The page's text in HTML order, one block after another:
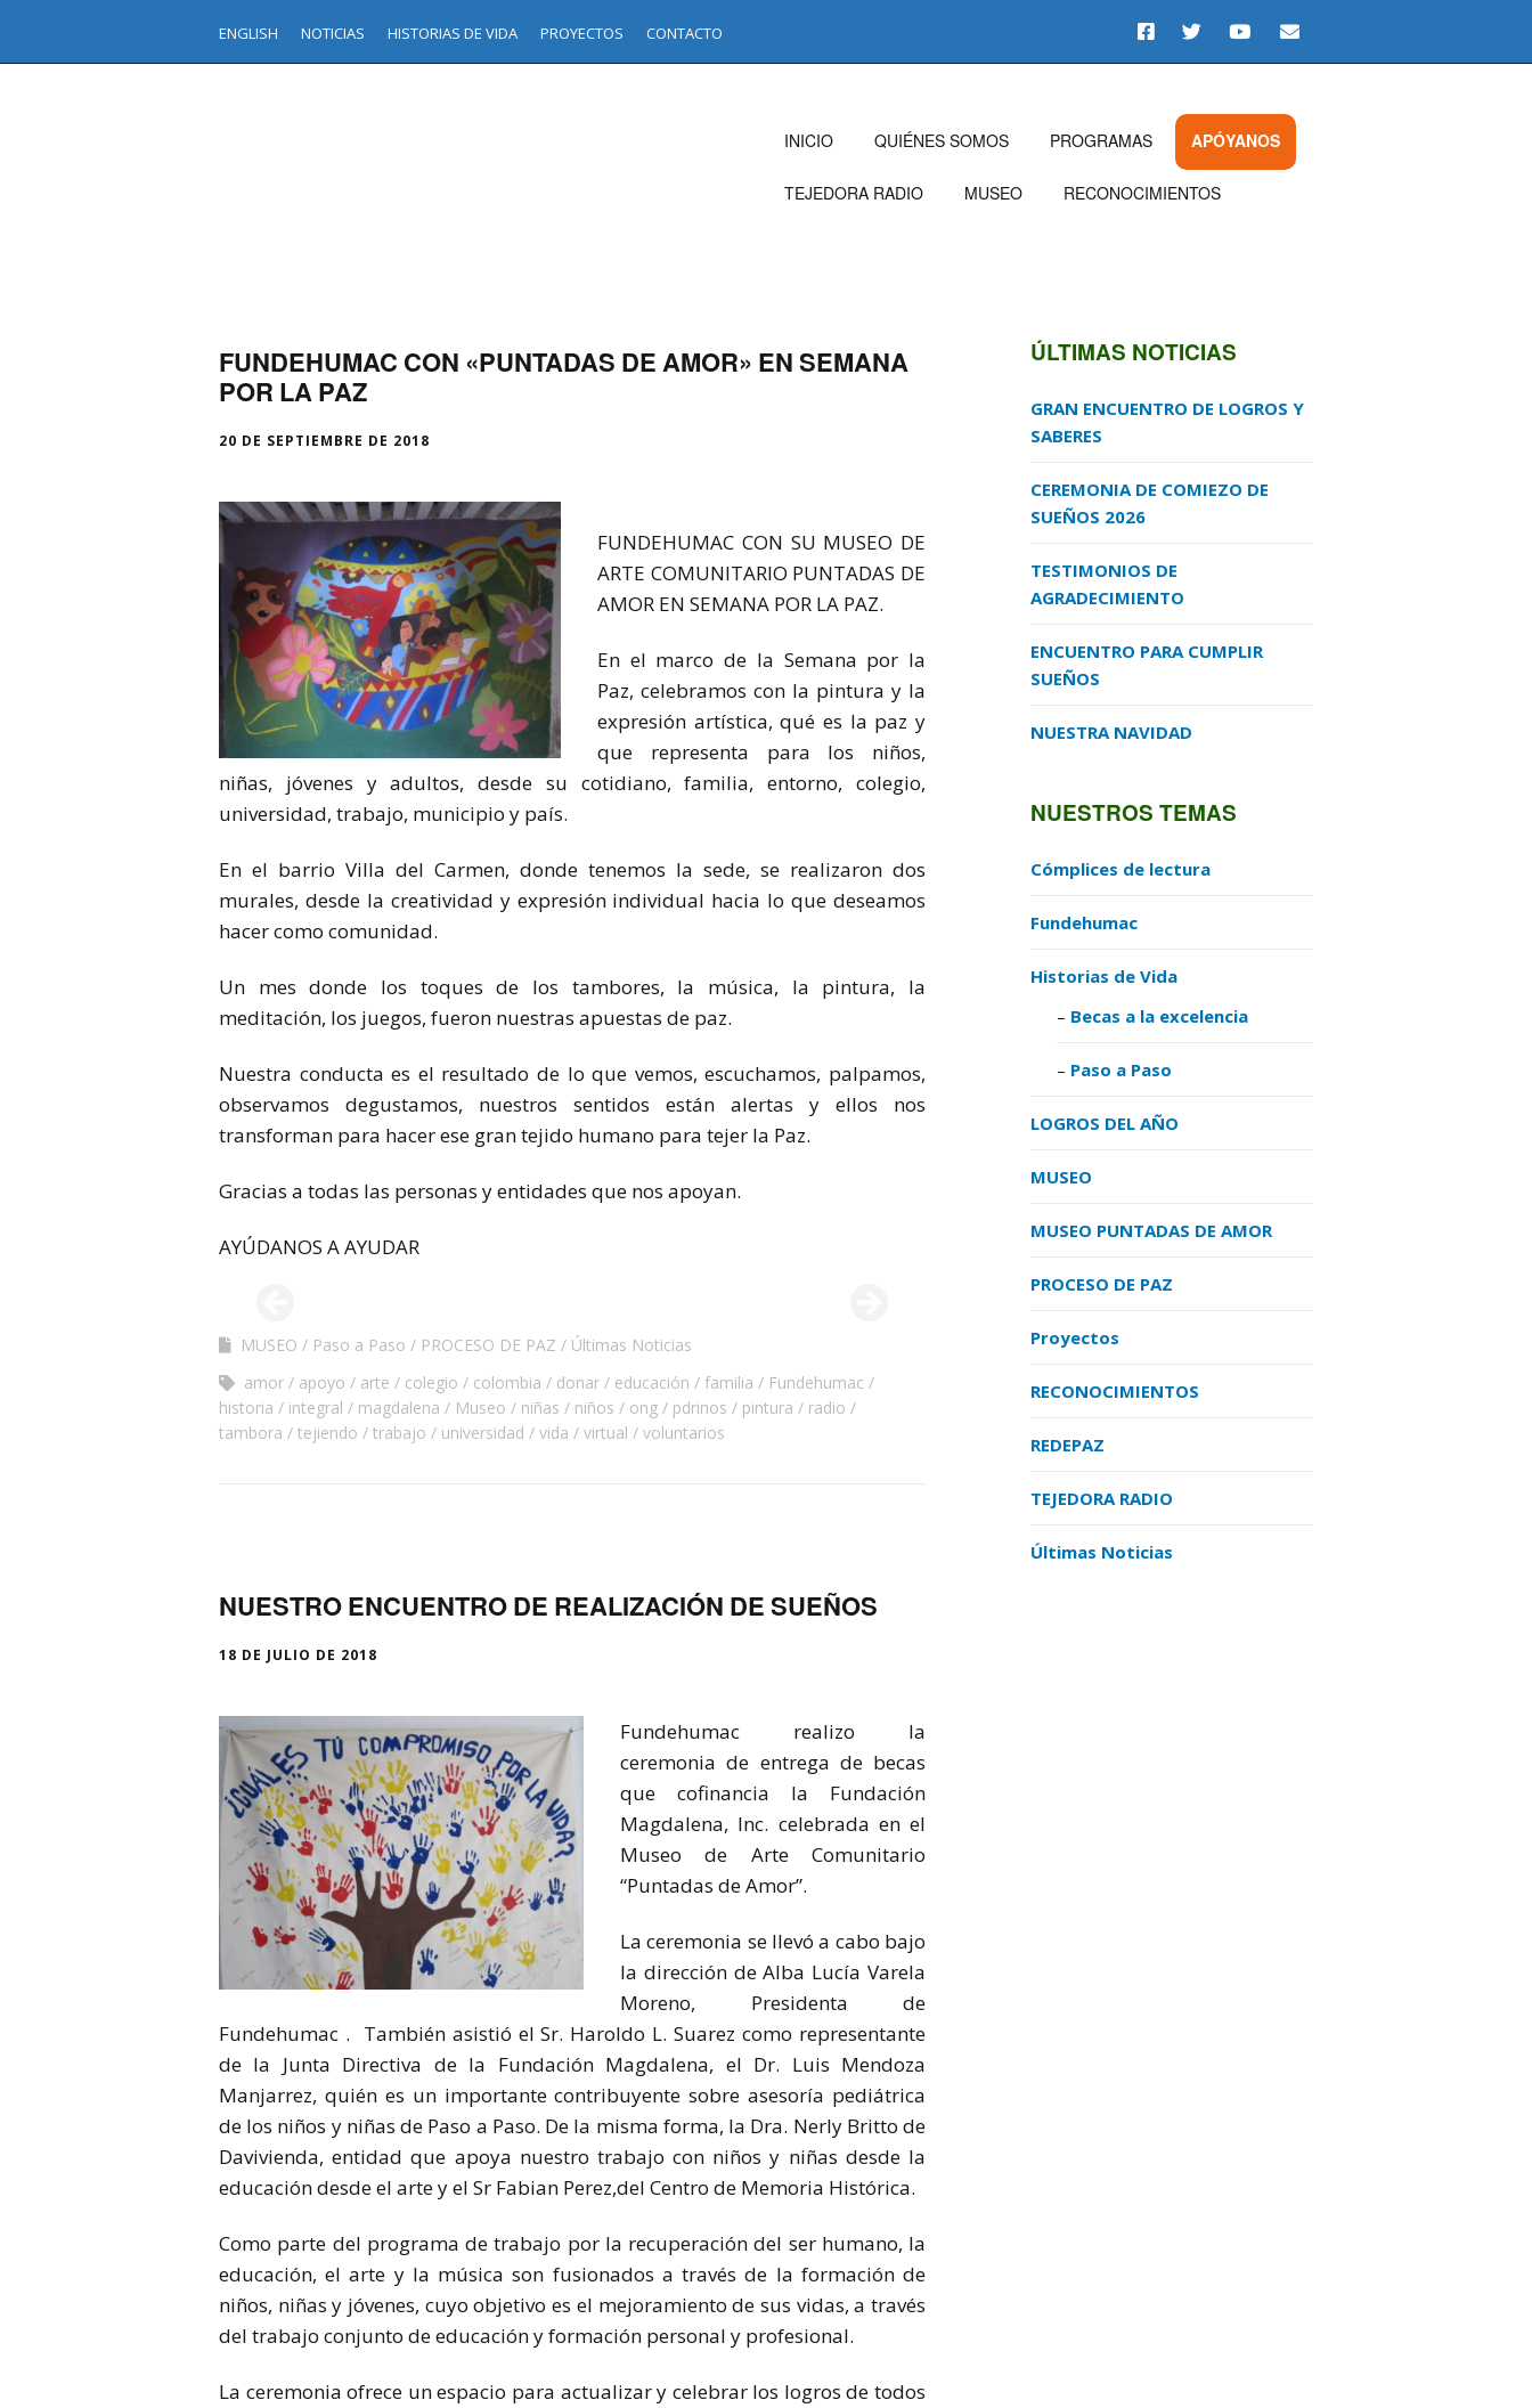
ENGLISH NOTICIAS HISTORIAS DE VIDA PROYECTOS CONTACTO
INICIO QUIÉNES SOMOS PROGRAMAS APÓYANOS
TEJEDORA RADIO MUSEO RECONOCIMIENTOS
FUNDEHUMAC CON «PUNTADAS DE AMOR» EN SEMANA
POR LA PAZ
20 DE SEPTIEMBRE DE 2018
FUNDEHUMAC CON SU MUSEO DE
ARTE COMUNITARIO PUNTADAS DE
AMOR EN SEMANA POR LA PAZ.
En el marco de la Semana por la
Paz, celebramos con la pintura y la
expresión artística, qué es la paz y
que representa para los niños,
niñas, jóvenes y adultos, desde su cotidiano, familia, entorno, colegio,
universidad, trabajo, municipio y país.
En el barrio Villa del Carmen, donde tenemos la sede, se realizaron dos
murales, desde la creatividad y expresión individual hacia lo que deseamos
hacer como comunidad.
Un mes donde los toques de los tambores, la música, la pintura, la
meditación, los juegos, fueron nuestras apuestas de paz.
Nuestra conducta es el resultado de lo que vemos, escuchamos, palpamos,
observamos degustamos, nuestros sentidos están alertas y ellos nos
transforman para hacer ese gran tejido humano para tejer la Paz.
Gracias a todas las personas y entidades que nos apoyan.
AYÚDANOS A AYUDAR
MUSEO Paso a Paso PROCESO DE PAZ
Últimas Noticias
amor
apoyo arte colegio colombia donar educación familia
Fundehumac
historia
integral magdalena Museo niñas niños ong pdrinos pintura
radio
tambora
tejiendo trabajo universidad vida virtual voluntarios
NUESTRO ENCUENTRO DE REALIZACIÓN DE SUEÑOS
18 DE JULIO DE 2018
Fundehumac realizo la
ceremonia de entrega de becas
que cofinancia la Fundación
Magdalena, Inc. celebrada en el
Museo de Arte Comunitario
“Puntadas de Amor”.
La ceremonia se llevó a cabo bajo
la dirección de Alba Lucía Varela
Moreno, Presidenta de
Fundehumac . También asistió el Sr. Haroldo L. Suarez como representante
de la Junta Directiva de la Fundación Magdalena, el Dr. Luis Mendoza
Manjarrez, quién es un importante contribuyente sobre asesoría pediátrica
de los niños y niñas de Paso a Paso. De la misma forma, la Dra. Nerly Britto de
Davivienda, entidad que apoya nuestro trabajo con niños y niñas desde la
educación desde el arte y el Sr Fabian Perez,del Centro de Memoria Histórica.
Como parte del programa de trabajo por la recuperación del ser humano, la
educación, el arte y la música son fusionados a través de la formación de
niños, niñas y jóvenes, cuyo objetivo es el mejoramiento de sus vidas, a través
del trabajo conjunto de educación y formación personal y profesional.
La ceremonia ofrece un espacio para actualizar y celebrar los logros de todos
ÚLTIMAS NOTICIAS
GRAN ENCUENTRO DE LOGROS Y
SABERES
CEREMONIA DE COMIEZO DE
SUEÑOS 2026
TESTIMONIOS DE
AGRADECIMIENTO
ENCUENTRO PARA CUMPLIR
SUEÑOS
NUESTRA NAVIDAD
NUESTROS TEMAS
Cómplices de lectura
Fundehumac
Historias de Vida
Becas a la excelencia
Paso a Paso
LOGROS DEL AÑO
MUSEO
MUSEO PUNTADAS DE AMOR
PROCESO DE PAZ
Proyectos
RECONOCIMIENTOS
REDEPAZ
TEJEDORA RADIO
Últimas Noticias